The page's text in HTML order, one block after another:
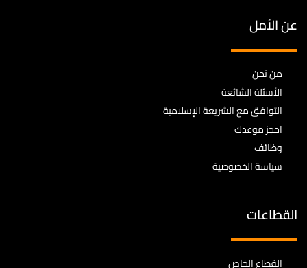
عن الأمل
من نحن
الأسئلة الشائعة
التوافق مع الشريعة الإسلامية
احجز موعدك
وظائف
سياسة الخصوصية
القطاعات
القطاع الخاص